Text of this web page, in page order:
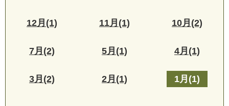
12月(1) 11月(1) 10月(2)
7月(2) 5月(1) 4月(1)
3月(2) 2月(1) 1月(1)